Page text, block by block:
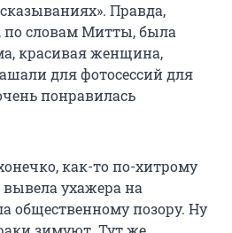
Правда,
словам Митты, была
красивая женщина,
для фотосессий для
понравилась
как-то по-хитрому
вывела ухажера на
общественному позору. Ну